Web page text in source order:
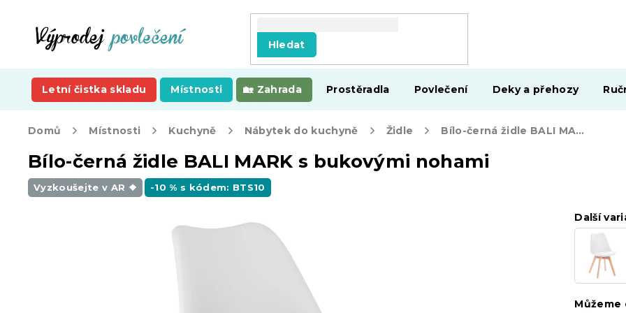
Hledat
Letní čistka skladu Místnosti Zahrada Prostěradla Povlečení Deky a přehozy
Domů Místnosti Kuchyně Nábytek do kuchyně Židle Bílo-černá židle BALI MARK s bukovými nohami
Bílo-černá židle BALI MARK s bukovými nohami
Vyzkoušejte v AR ❖ -10 % s kódem: BTS10
Další